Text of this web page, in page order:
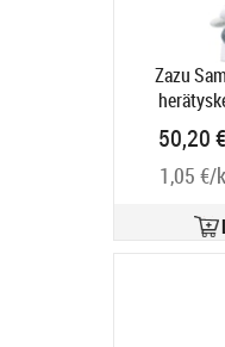
Zazu
50,20 €
1,05 €/